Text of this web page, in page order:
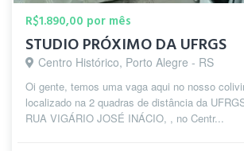
R$1.890,00 por mês
STUDIO PRÓXIMO DA UFRGS
Centro Histórico, Porto Alegre - RS
Oi gente, temos uma vaga aqui no nosso
localizado na 2 quadras de distância da
RUA VIGÁRIO JOSÉ INÁCIO, , no Centr...